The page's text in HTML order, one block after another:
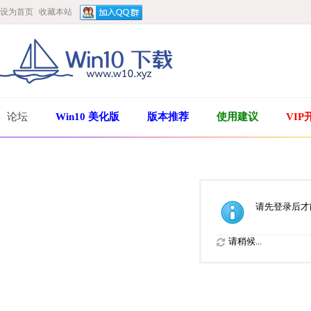
设为首页 收藏本站
论坛 Win10 美化版 版本推荐 使用建议 VIP
请先登录后
请稍候...